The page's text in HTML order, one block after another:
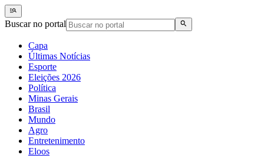
Buscar no portal
Capa
Últimas Notícias
Esporte
Eleições 2026
Política
Minas Gerais
Brasil
Mundo
Agro
Entretenimento
Eloos